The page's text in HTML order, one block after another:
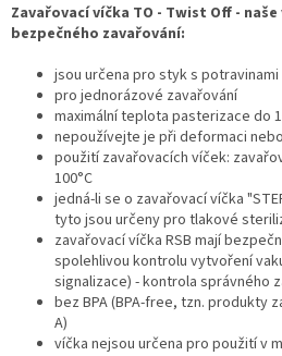
Zavařovací víčka TO - Twist Off -
bezpečného zavařování:
jsou určena pro styk s potravinami
pro jednorázové zavařování
maximální teplota pasterizace do
nepoužívejte je při deformaci
použití zavařovacích víček:
100°C
jedná-li se o zavařovací víčka
tyto jsou určeny pro tlakové
zavařovací víčka RSB mají
spolehlivou kontrolu vytvoření
signalizace) - kontrola správného
bez BPA (BPA-free, tzn. produkty
A)
víčka nejsou určena pro použití v